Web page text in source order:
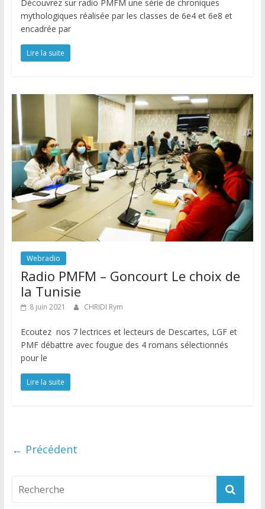
Découvrez sur radio PMFM une série de chroniques
mythologiques réalisée par les classes de 6e4 et 6e8 et
encadrée par
Lire la suite
Webradio
Radio PMFM – Goncourt Le choix de
la Tunisie
8 juin 2021 CHRIDI Rym
Ecoutez nos 7 lectrices et lecteurs de Descartes, LGF et
PMF débattre avec fougue des 4 romans sélectionnés
pour le
Lire la suite
← Précédent